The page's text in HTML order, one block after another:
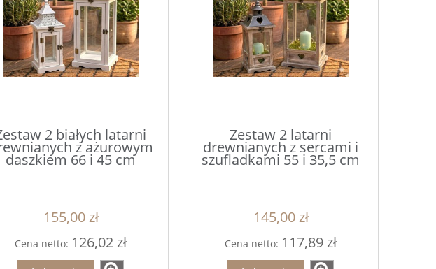
podtalerz biało-złoty
25cm
regularna:8,00 zł
8,00 zł
do koszyka
Talerz podtalerz dekoracyjny
33cm
Cena regularna:8,00 zł
8,00 zł
do koszyka
Talerz
2 białych latarni
z ażurowym
daszkiem 66 i 45 cm
155,00 zł
Cena netto: 126,02 zł
Zestaw 2 latarni
drewnianych z sercami i
szufladkami 55 i 35,5 cm
145,00 zł
Cena netto: 117,89 zł